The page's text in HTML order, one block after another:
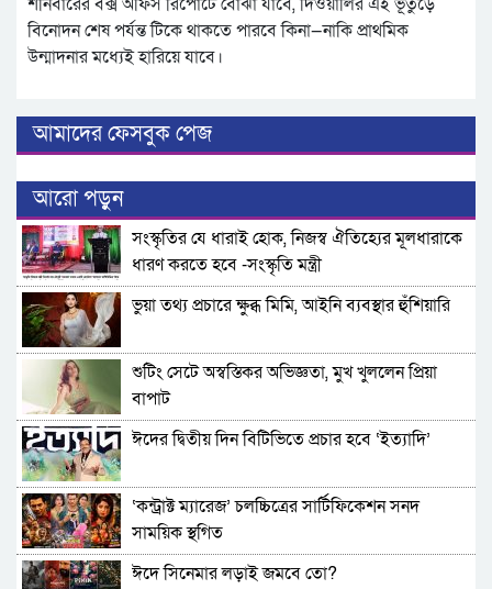
বিনোদন শেষ পর্যন্ত টিকে থাকতে পারবে কিনা—নাকি প্রাথমিক
উন্মাদনার মধ্যেই হারিয়ে যাবে।
আমাদের ফেসবুক পেজ
আরো পড়ুন
সংস্কৃতির যে ধারাই হোক, নিজস্ব ঐতিহ্যের মূলধারাকে
ধারণ করতে হবে -সংস্কৃতি মন্ত্রী
ভুয়া তথ্য প্রচারে ক্ষুব্ধ মিমি, আইনি ব্যবস্থার হুঁশিয়ারি
শুটিং সেটে অস্বস্তিকর অভিজ্ঞতা, মুখ খুললেন প্রিয়া
বাপাট
ঈদের দ্বিতীয় দিন বিটিভিতে প্রচার হবে ‘ইত্যাদি’
‘কন্ট্রাক্ট ম্যারেজ’ চলচ্চিত্রের সার্টিফিকেশন সনদ
সাময়িক স্থগিত
ঈদে সিনেমার লড়াই জমবে তো?